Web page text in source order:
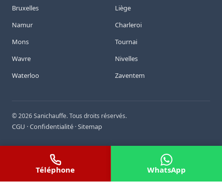
Bruxelles
Liège
Namur
Charleroi
Mons
Tournai
Wavre
Nivelles
Waterloo
Zaventem
©2026Sanichauffe. Tous droits réservés.
CGU ·Confidentialité ·Sitemap